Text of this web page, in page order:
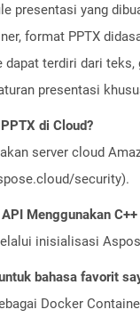
presentasi yang
format PPTX
terdiri dari
presentasi
di Cloud?
server cloud
security).
Menggunakan
inisialisasi
bahasa favorit
Docker